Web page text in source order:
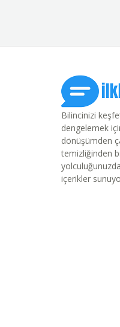
Bilincinizi
dengelemek
dönüşümden
temizliğinden
içerikler